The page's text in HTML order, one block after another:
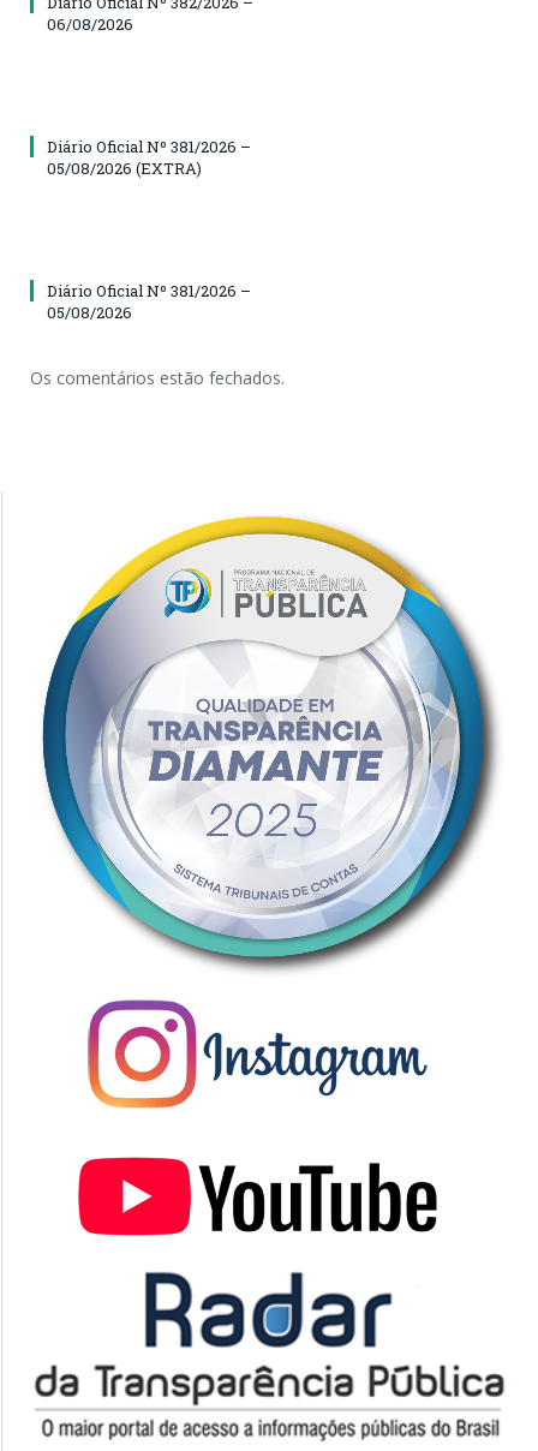
06/08/2026
Diário Oficial Nº 381/2026 –
05/08/2026 (EXTRA)
Diário Oficial Nº 381/2026 –
05/08/2026
Os comentários estão fechados.